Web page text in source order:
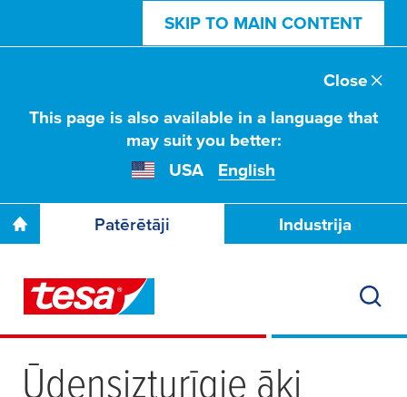
SKIP TO MAIN CONTENT
This page is also available in a language that
may suit you better:
USA
English
Close
Patērētāji Industrija
Ūdensizturīgie āķi